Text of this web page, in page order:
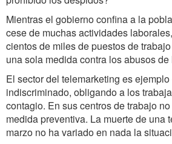
Mientras el gobierno confina a la
cese de muchas actividades
cientos de miles de puestos de
una sola medida contra los abusos de
El sector del telemarketing es
indiscriminado, obligando a los
contagio. En sus centros de trabajo
medida preventiva. La muerte de una
marzo no ha variado en nada la